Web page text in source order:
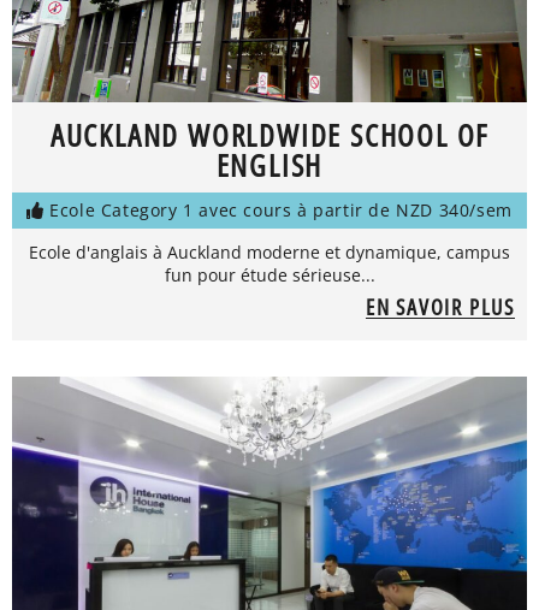
AUCKLAND WORLDWIDE SCHOOL OF
ENGLISH
Ecole Category 1 avec cours à partir de NZD 340/sem
Ecole d'anglais à Auckland moderne et dynamique, campus
fun pour étude sérieuse...
EN SAVOIR PLUS